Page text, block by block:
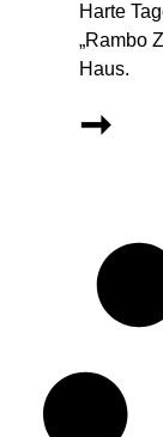
Harte
„Rambo
Haus.
➞